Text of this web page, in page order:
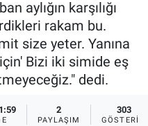
aylığın karşılığı
rakam bu.
size yeter. Yanına
Bizi iki simide eş
dedi.
2
PAYLAŞIM
303
GÖSTERIM